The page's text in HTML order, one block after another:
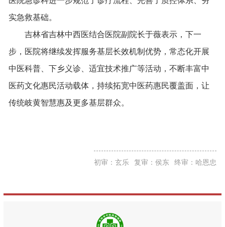
实急救基础。
吉林省吉林中西医结合医院副院长于薇表示，下一
步，医院将继续发挥服务基层长效机制优势，常态化开展
中医科普、下乡义诊、适宜技术推广等活动，不断丰富中
医药文化惠民活动载体，持续拓宽中医药惠民覆盖面，让
传统岐黄智慧惠及更多基层群众。
初审：玄乐 复审：侯东 终审：哈恩忠